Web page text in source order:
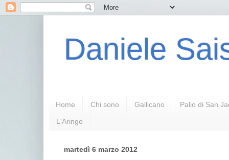
Daniele
Home Chi sono Gallicano Palio di San
L'Aringo
martedì 6 marzo 2012